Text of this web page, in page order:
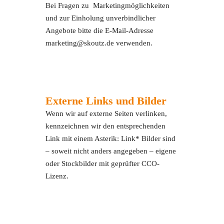
Bei Fragen zu Marketingmöglichkeiten
und zur Einholung unverbindlicher
Angebote bitte die E-Mail-Adresse
marketing@skoutz.de verwenden.
Externe Links und Bilder
Wenn wir auf externe Seiten verlinken,
kennzeichnen wir den entsprechenden
Link mit einem Asterik: Link* Bilder sind
– soweit nicht anders angegeben – eigene
oder Stockbilder mit geprüfter CCO-
Lizenz.